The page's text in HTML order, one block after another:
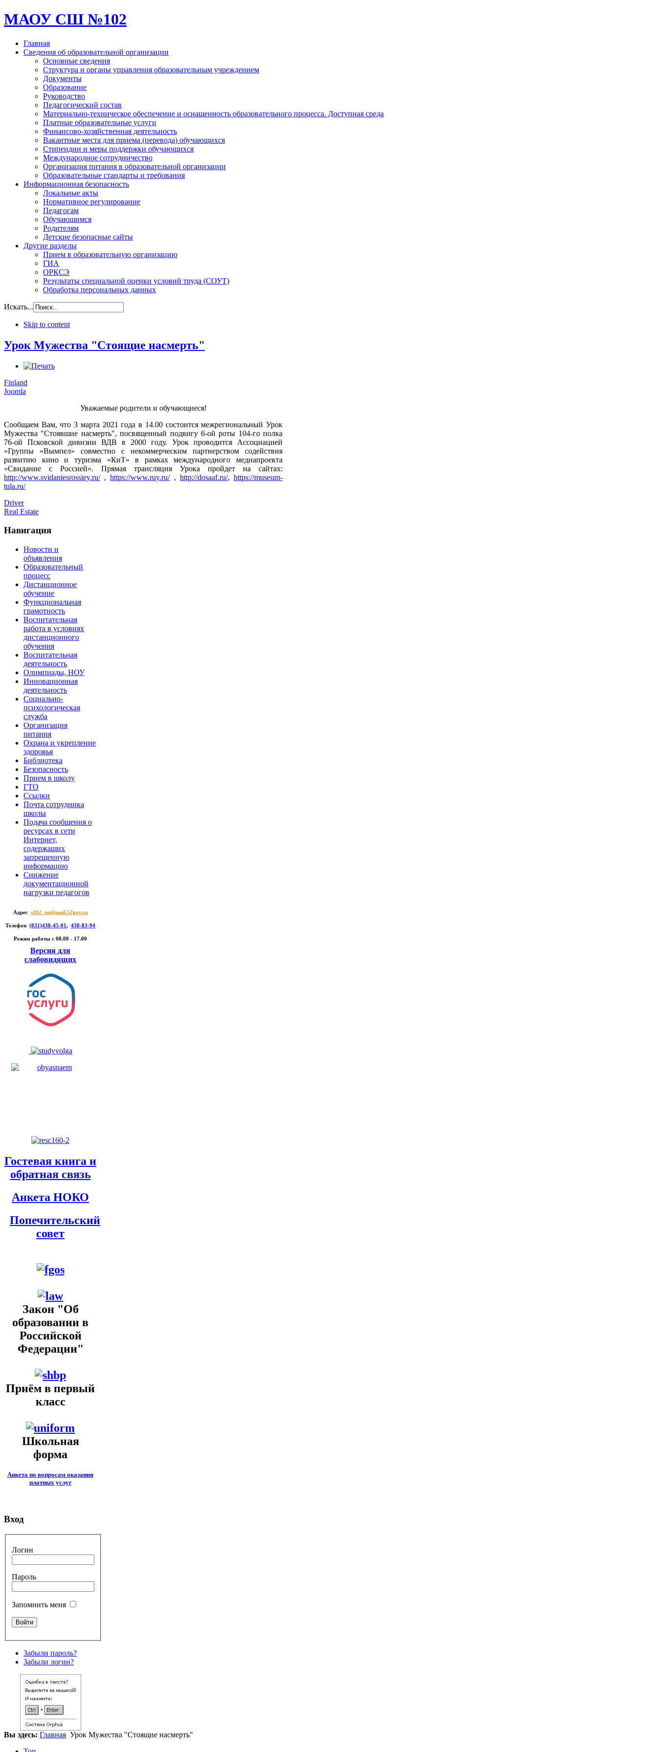
МАОУ СШ №102
Главная
Сведения об образовательной организации
Основные сведения
Структура и органы управления образовательным учреждением
Документы
Образование
Руководство
Педагогический состав
Материально-техническое обеспечение и оснащенность образовательного процесса. Доступная среда
Платные образовательные услуги
Финансово-хозяйственная деятельность
Вакантные места для приема (перевода) обучающихся
Стипендии и меры поддержки обучающихся
Международное сотрудничество
Организация питания в образовательной организации
Образовательные стандарты и требования
Информационная безопасность
Локальные акты
Нормативное регулирование
Педагогам
Обучающимся
Родителям
Детские безопасные сайты
Другие разделы
Прием в образовательную организацию
ГИА
ОРКСЭ
Результаты специальной оценки условий труда (СОУТ)
Обработка персональных данных
Искать...
Skip to content
Урок Мужества "Стоящие насмерть"
Finland
Joomla
Уважаемые родители и обучающиеся!
Сообщаем Вам, что 3 марта 2021 года в 14.00 состоится межрегиональный Урок
Мужества "Стоявшие насмерть", посвященный подвигу 6-ой роты 104-го полка
76-ой Псковской дивизии ВДВ в 2000 году. Урок проводится Ассоциацией
«Группы «Вымпел» совместно с некоммерческим партнерством содействия
развитию кино и туризма «КиТ» в рамках международного медиапроекта
«Свидание с Россией». Прямая трансляция Урока пройдет на сайтах:
http://www.svidaniesrossiey.ru/,https://www.ruy.ru/, http://dosaaf.ru/,https://museum-
tula.ru/
Driver
Real Estate
Навигация
Новости и
объявления
Образовательный
процесс
Дистанционное
обучение
Функциональная
грамотность
Воспитательная
работа в условиях
дистанционного
обучения
Воспитательная
деятельность
Олимпиады, НОУ
Инновационная
деятельность
Социально-
психологическая
служба
Организация
питания
Охрана и укрепление
здоровья
Библиотека
Безопасность
Прием в школу
ГТО
Ссылки
Почта сотрудника
школы
Подача сообщения о
ресурсах в сети
Интернет,
содержащих
запрещенную
информацию
Снижение
документационной
нагрузки педагогов
Адрес s102_nn@mail.52gov.ru
Телефон (831)438-45-01 , 438-83-94
Режим работы c 08.00 - 17.00
Версия для
слабовидящих
Гостевая книга и
обратная связь
Анкета НОКО
Попечительский
совет
Закон "Об
образовании в
Российской
Федерации"
Приём в первый
класс
Школьная
форма
Анкета по вопросам оказания
платных услуг
Вход
Логин
Пароль
Запомнить меня
Забыли пароль?
Забыли логин?
Вы здесь: Главная Урок Мужества "Стоящие насмерть"